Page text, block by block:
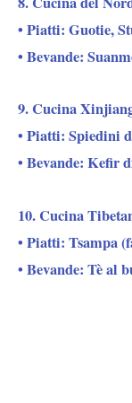
• Piatti: Guotie,
• Bevande:
9. Cucina
• Piatti: Spiedini
• Bevande: Kefir
10. Cucina
• Piatti: Tsampa
• Bevande: Tè al